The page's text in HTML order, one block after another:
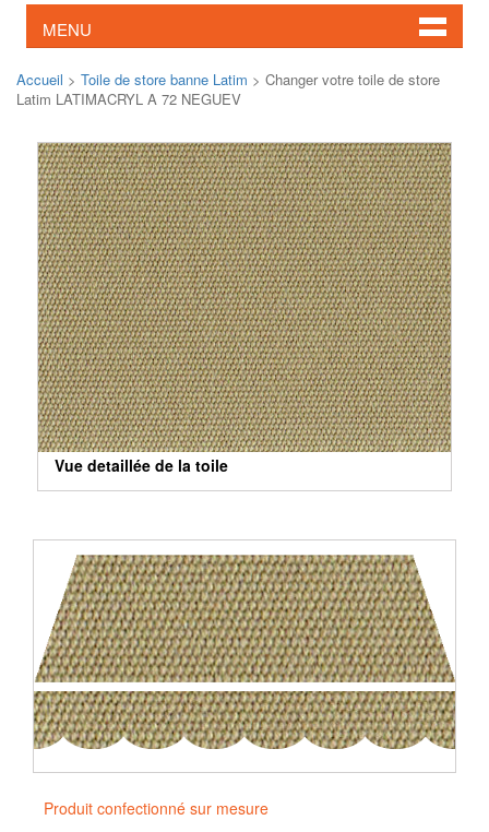
MENU
Accueil > Toile de store banne Latim > Changer votre toile de store
Latim LATIMACRYL A 72 NEGUEV
Vue detaillée de la toile
Produit confectionné sur mesure